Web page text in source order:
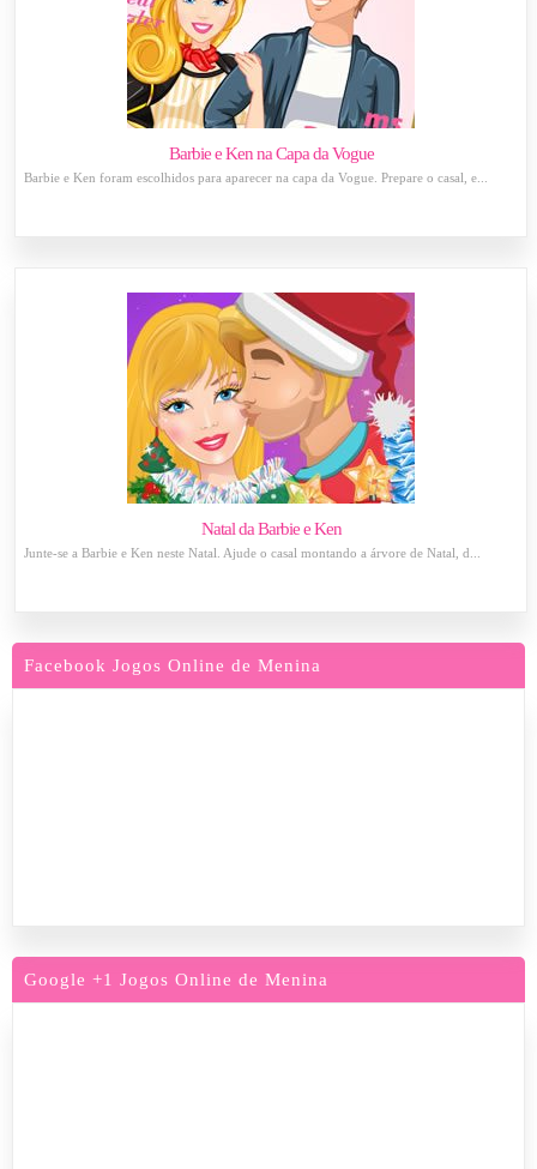
Barbie e Ken na Capa da Vogue
Barbie e Ken foram escolhidos para aparecer na capa da Vogue. Prepare o casal, e...
Natal da Barbie e Ken
Junte-se a Barbie e Ken neste Natal. Ajude o casal montando a árvore de Natal, d...
Facebook Jogos Online de Menina
Google +1 Jogos Online de Menina